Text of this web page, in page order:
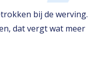
bij de werving.
dat vergt wat meer